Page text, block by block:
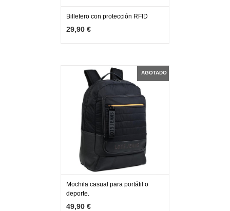
AGOTADO
Billetero con protección RFID
29,90 €
AGOTADO
AGOTADO
Mochila casual para portátil o
deporte.
49,90 €